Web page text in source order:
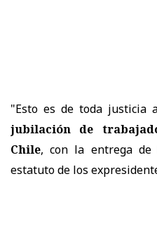
"Esto es de toda justicia
jubilación de
Chile, con la entrega
estatuto de los